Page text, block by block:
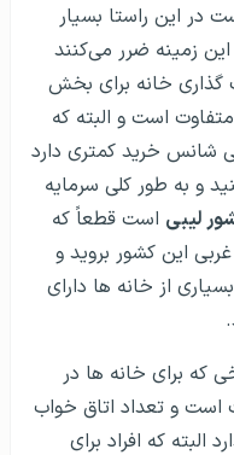
در این راستا بسیار
زمینه ضرر می‌کنند
خانه برای بخش
است و البته که
شانس خرید کمتری دارد
و به طور کلی سرمایه
لیبی است قطعاً که
این کشور بروید و
از خانه ها دارای
که برای خانه ها در
و تعداد اتاق خواب
البته که افراد برای